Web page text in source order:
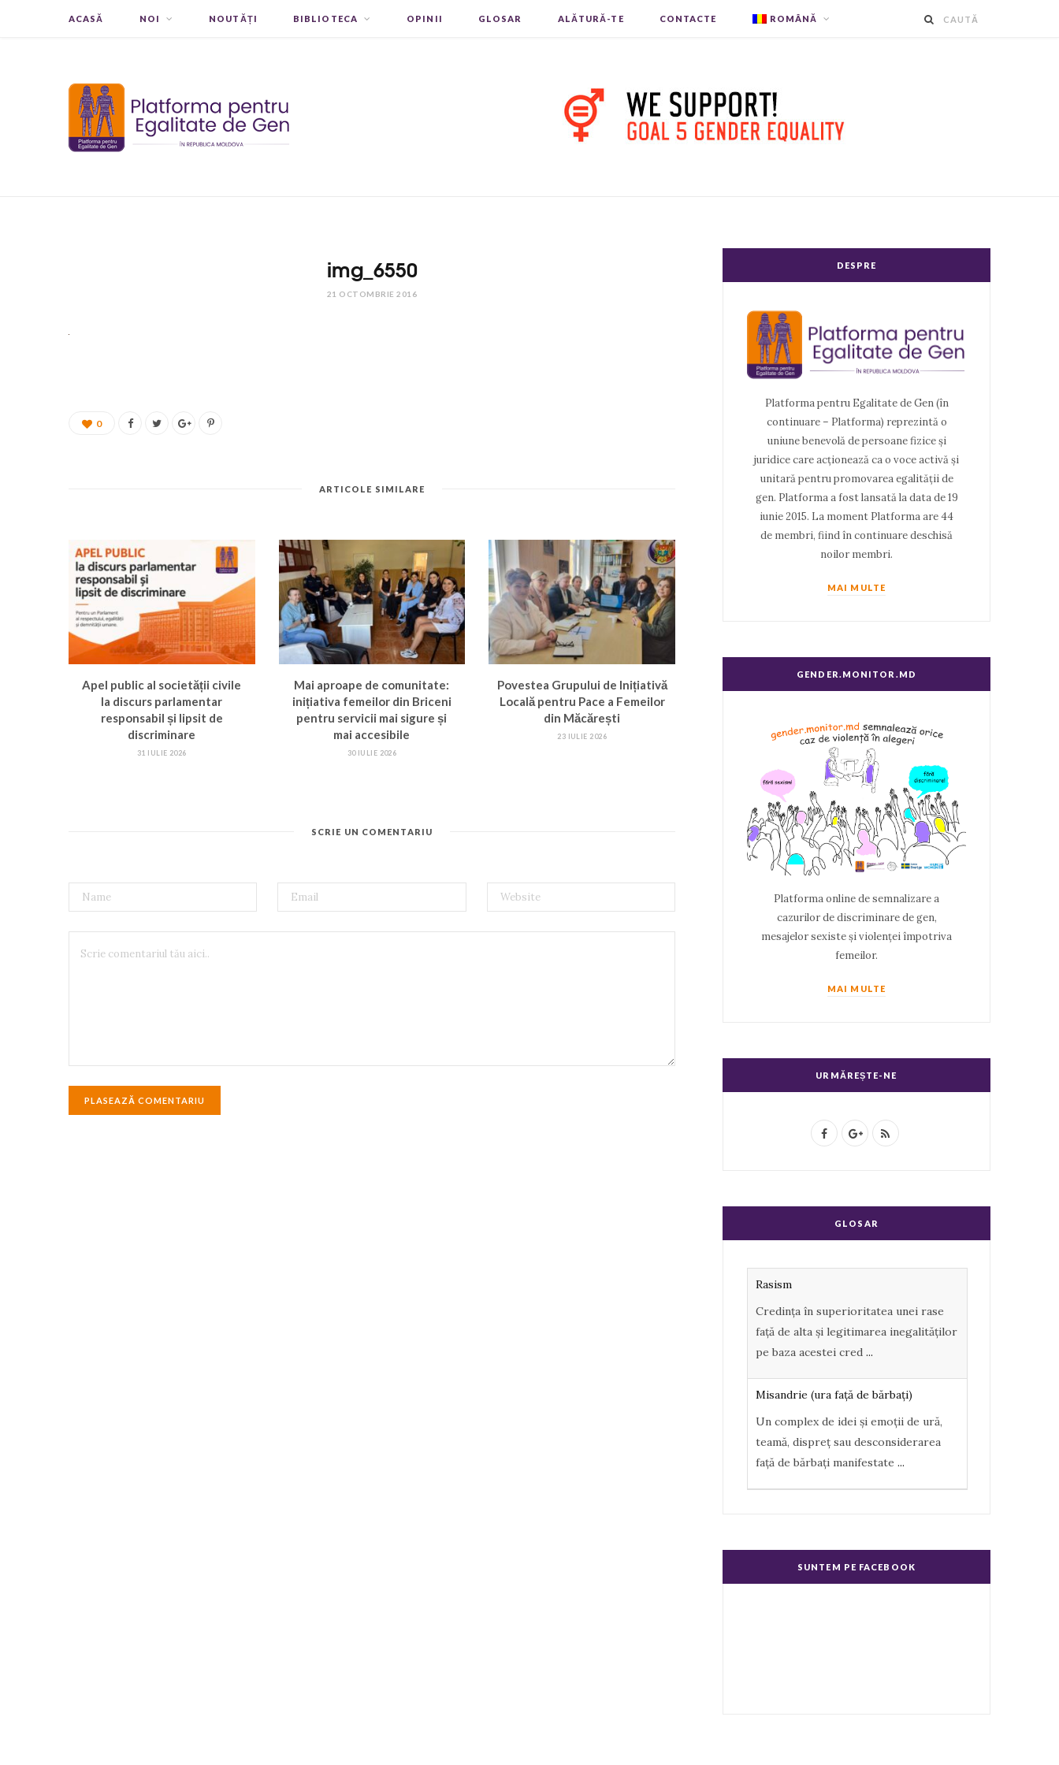
ACASĂ NOI NOUTĂȚI BIBLIOTECA OPINII GLOSAR ALĂTURĂ-TE CONTACTE ROMÂNĂ
img_6550
21 OCTOMBRIE 2016
0
ARTICOLE SIMILARE
Apel public al societății civile
la discurs parlamentar
responsabil și lipsit de
discriminare
31 IULIE 2026
Mai aproape de comunitate:
inițiativa femeilor din Briceni
pentru servicii mai sigure și
mai accesibile
30 IULIE 2026
Povestea Grupului de Inițiativă
Locală pentru Pace a Femeilor
din Măcărești
23 IULIE 2026
SCRIE UN COMENTARIU
DESPRE
Platforma pentru Egalitate de Gen (în
continuare – Platforma) reprezintă o
uniune benevolă de persoane fizice și
juridice care acționează ca o voce activă și
unitară pentru promovarea egalității de
gen. Platforma a fost lansată la data de 19
iunie 2015. La moment Platforma are 44
de membri, fiind în continuare deschisă
noilor membri.
MAI MULTE
GENDER.MONITOR.MD
Platforma online de semnalizare a
cazurilor de discriminare de gen,
mesajelor sexiste și violenței împotriva
femeilor.
MAI MULTE
URMĂREȘTE-NE
F
b
o
k
G
l
e
u
R
GLOSAR
Rasism
Credința în superioritatea unei rase
față de alta și legitimarea inegalităților
pe baza acestei cred ...
Misandrie (ura faţă de bărbaţi)
Un complex de idei şi emoţii de ură,
teamă, dispreţ sau desconsiderarea
faţă de bărbaţi manifestate ...
ură, dispreţ manifestate de bărbaţi faţă
de femei în genere. ...
SUNTEM PE FACEBOOK